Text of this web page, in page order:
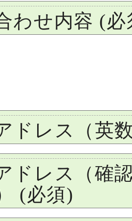
わせ内容 (必
ドレス（英
ドレス（確
(必須)